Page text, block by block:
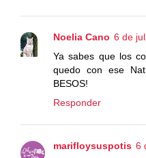
Noelia Cano 6 de
Ya sabes que los
quedo con ese
BESOS!
Responder
marifloysuspotis 6